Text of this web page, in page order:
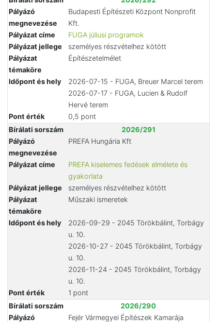
Pályázó
megnevezése
Budapesti Építészeti Központ Nonprofit
Kft.
Pályázat címe
FUGA júliusi programok
Pályázat jellege
személyes részvételhez kötött
Pályázat
témaköre
Építészetelmélet
Időpont és hely
2026-07-15 - FUGA, Breuer Marcel terem
2026-07-17 - FUGA, Lucien & Rudolf
Hervé terem
Pont érték
0,5 pont
Bírálati sorszám
2026/291
Pályázó
megnevezése
PREFA Hungária Kft
Pályázat címe
PREFA kiselemes fedések elmélete és
gyakorlata
Pályázat jellege
személyes részvételhez kötött
Pályázat
témaköre
Műszaki ismeretek
Időpont és hely
2026-09-29 - 2045 Törökbálint, Torbágy
u. 10.
2026-10-27 - 2045 Törökbálint, Torbágy
u. 10.
2026-11-24 - 2045 Törökbálint, Torbágy
u. 10.
Pont érték
1 pont
Bírálati sorszám
2026/290
Pályázó
Fejér Vármegyei Építészek Kamarája